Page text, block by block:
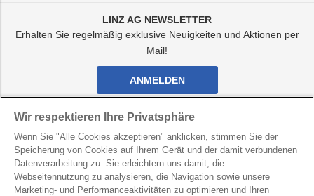
LINZ AG NEWSLETTER
Erhalten Sie regelmäßig exklusive Neuigkeiten und Aktionen per
Mail!
ANMELDEN
Facebook
von
LINZ
AG
Twitter
Kanal
von
LINZ
AG
Youtube
von
LINZ
AG
von
LINZ
AG
LINZ AG für Energie, Telekommunikation, Verkehr und
Kommunale Dienste
Wir respektieren Ihre Privatsphäre
Wenn Sie "Alle Cookies akzeptieren" anklicken, stimmen Sie der
Speicherung von Cookies auf Ihrem Gerät und der damit verbundenen
Datenverarbeitung zu. Sie erleichtern uns damit, die
Webseitennutzung zu analysieren, die Navigation sowie unsere
Marketing- und Performanceaktivitäten zu optimieren und Ihren